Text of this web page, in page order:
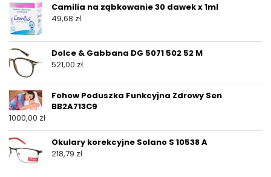
Camilia na ząbkowanie 30 dawek x 1ml
49,68 zł
Dolce & Gabbana DG 5071 502 52 M
521,00 zł
Fohow Poduszka Funkcyjna Zdrowy Sen
BB2A713C9
1000,00 zł
Okulary korekcyjne Solano S 10538 A
218,79 zł